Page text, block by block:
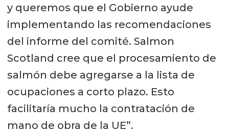
y queremos que el Gobierno ayude
implementando las recomendaciones
del informe del comité. Salmon
Scotland cree que el procesamiento de
salmón debe agregarse a la lista de
ocupaciones a corto plazo. Esto
facilitaría mucho la contratación de
mano de obra de la UE”.